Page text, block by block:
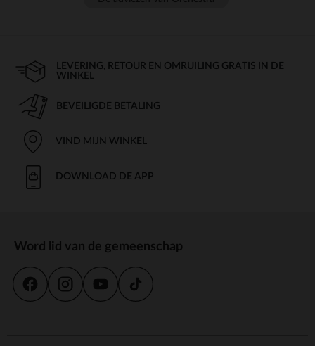
LEVERING, RETOUR EN OMRUILING GRATIS IN DE
WINKEL
BEVEILIGDE BETALING
VIND MIJN WINKEL
DOWNLOAD DE APP
Word lid van de gemeenschap